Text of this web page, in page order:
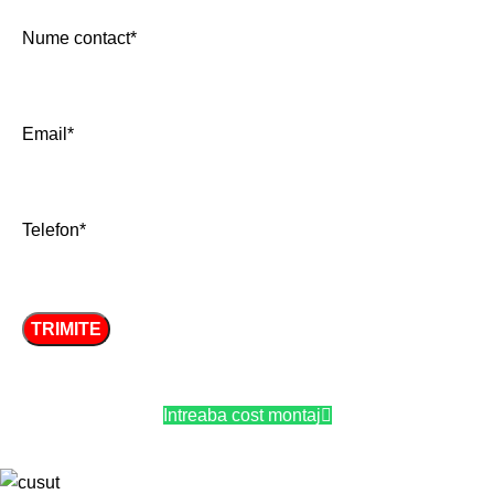
Nume contact*
Email*
Telefon*
Intreaba cost montaj